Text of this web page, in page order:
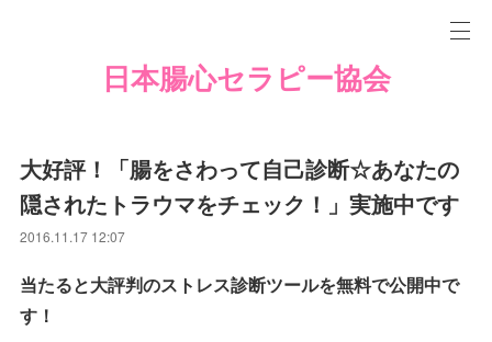
日本腸心セラピー協会
大好評！「腸をさわって自己診断☆あなたの
隠されたトラウマをチェック！」実施中です
2016.11.17 12:07
当たると大評判のストレス診断ツールを無料で公開中で
す！